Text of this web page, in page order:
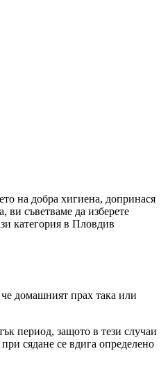
на добра хигиена, допринася
ви съветваме да изберете
категория в Пловдив
домашният прах така или
период, защото в тези случаи
сядане се вдига определено